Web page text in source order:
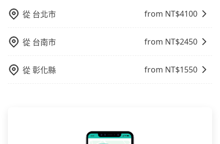
從 台北市 from NT$4100
從 台南市 from NT$2450
從彰化縣 from NT$1550